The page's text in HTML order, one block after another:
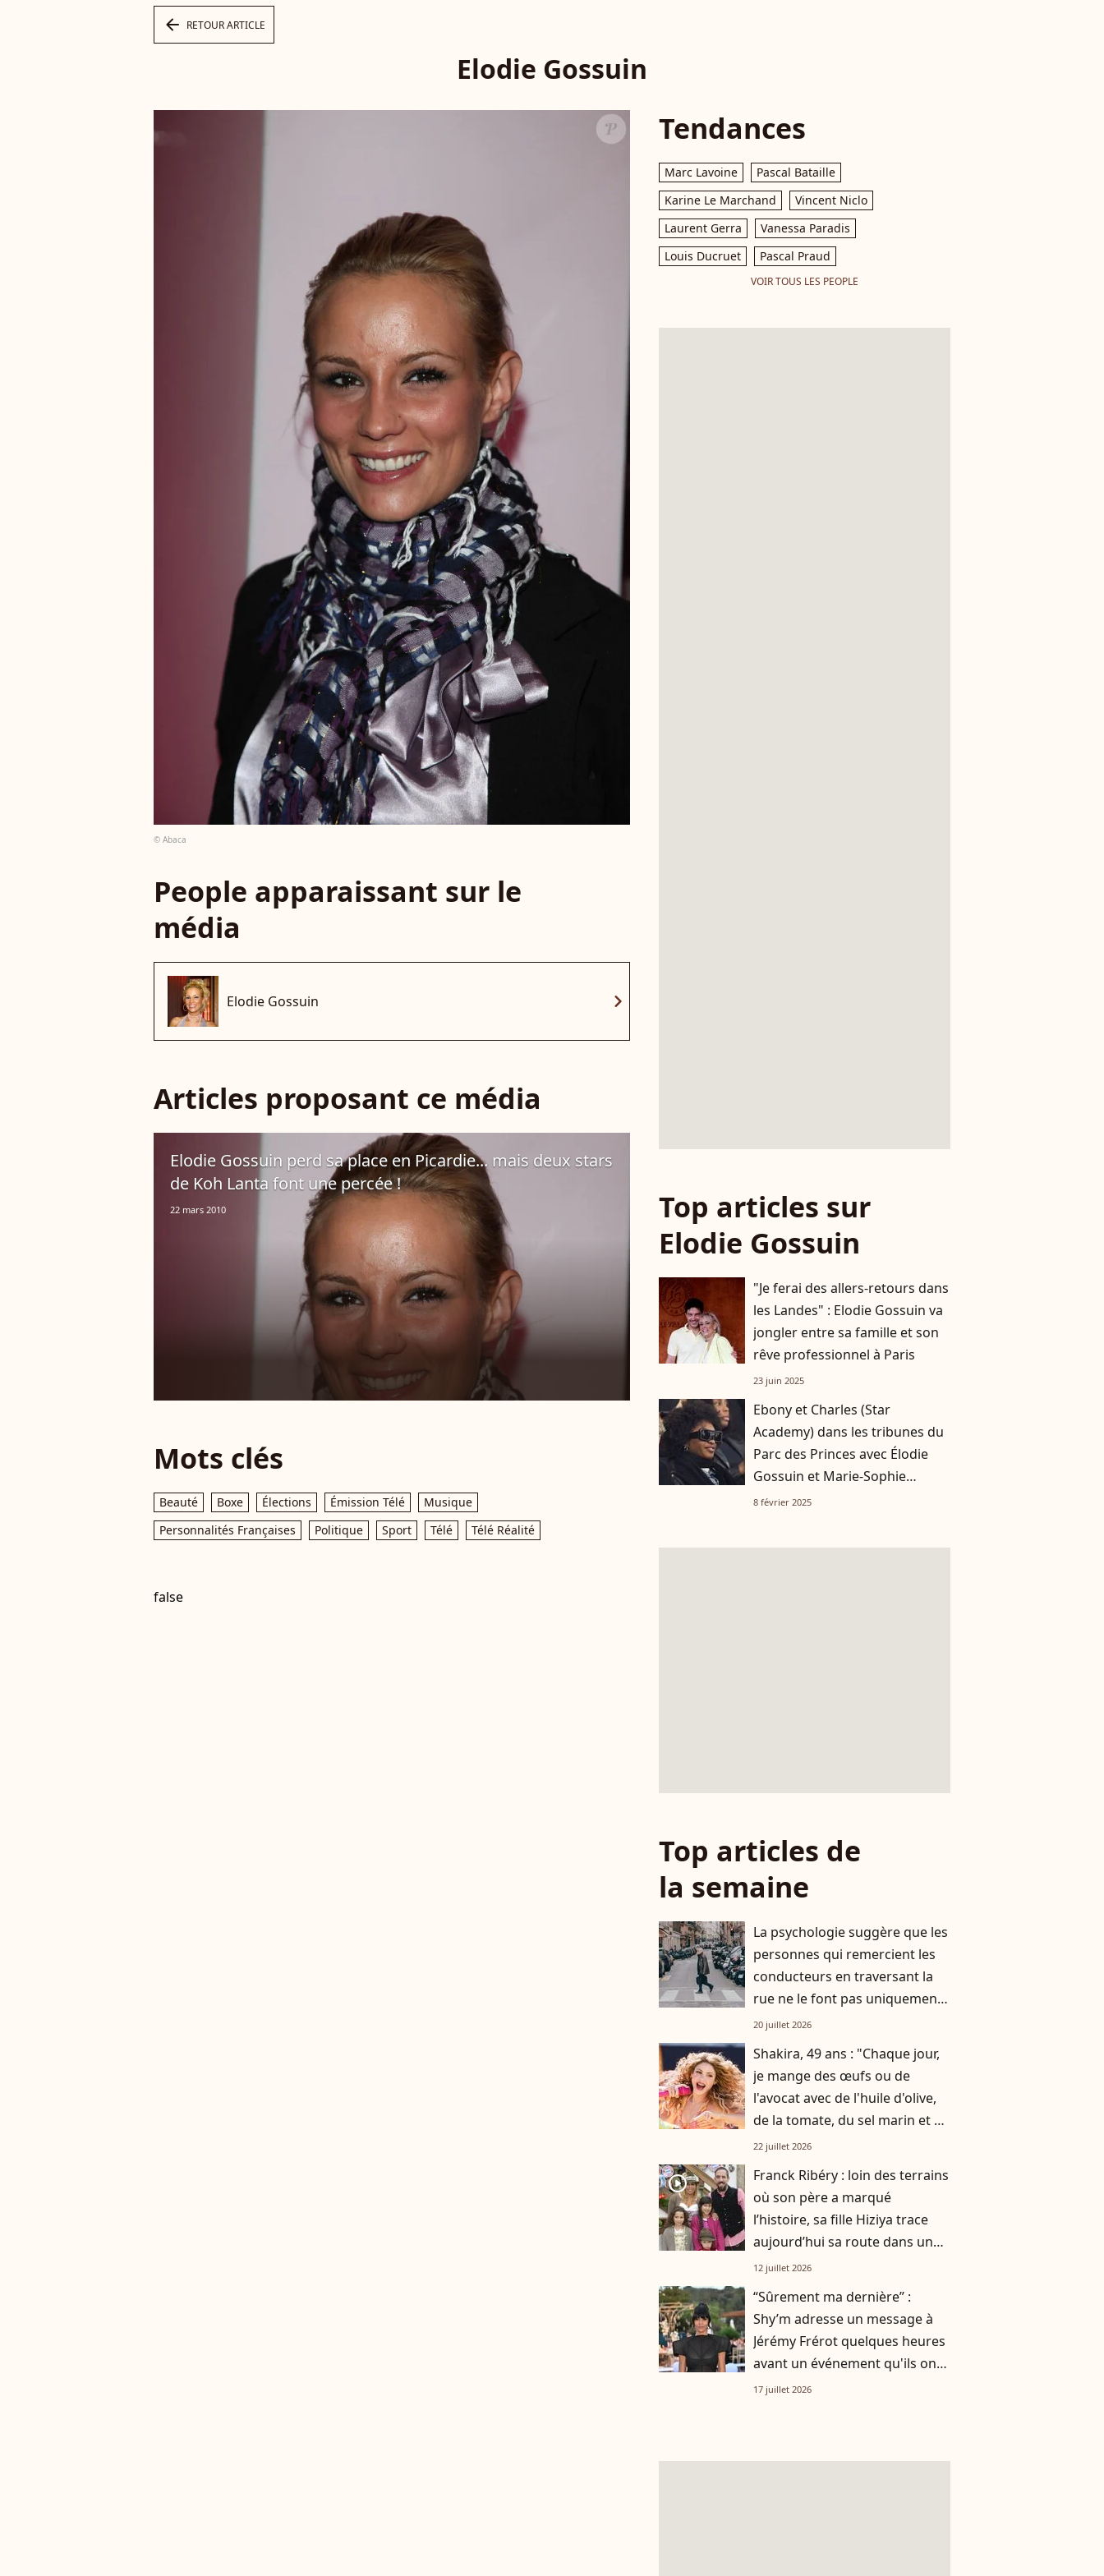
arrow_left RETOUR ARTICLE
Elodie Gossuin
© Abaca
People apparaissant sur le
média
Elodie Gossuin chevron_right
Articles proposant ce média
Elodie Gossuin perd sa place en Picardie... mais deux stars
de Koh Lanta font une percée !
22 mars 2010
Mots clés
Beauté Boxe Élections Émission Télé
Musique
Personnalités Françaises
Politique Sport Télé Télé Réalité
false
Tendances
Marc Lavoine
Pascal Bataille
Karine Le Marchand
Vincent Niclo
Laurent Gerra
Vanessa Paradis
Louis Ducruet
Pascal Praud
VOIR TOUS LES PEOPLE
Top articles sur
Elodie Gossuin
"Je ferai des allers-retours dans
les Landes" : Elodie Gossuin va
jongler entre sa famille et son
rêve professionnel à Paris
23 juin 2025
Ebony et Charles (Star
Academy) dans les tribunes du
Parc des Princes avec Élodie
Gossuin et Marie-Sophie
Lacarrau en famille
8 février 2025
Top articles de
la semaine
La psychologie suggère que les
personnes qui remercient les
conducteurs en traversant la
rue ne le font pas uniquement
par gratitude
20 juillet 2026
Shakira, 49 ans : "Chaque jour,
je mange des œufs ou de
l'avocat avec de l'huile d'olive,
de la tomate, du sel marin et un
smoothie"
22 juillet 2026
player2
Franck Ribéry : loin des terrains
où son père a marqué
l’histoire, sa fille Hiziya trace
aujourd’hui sa route dans un
tout autre univers
12 juillet 2026
“Sûrement ma dernière” :
Shy’m adresse un message à
Jérémy Frérot quelques heures
avant un événement qu'ils ont
vécu ensemble
17 juillet 2026